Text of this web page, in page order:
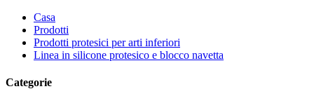
Casa
Prodotti
Prodotti protesici per arti inferiori
Linea in silicone protesico e blocco navetta
Categorie